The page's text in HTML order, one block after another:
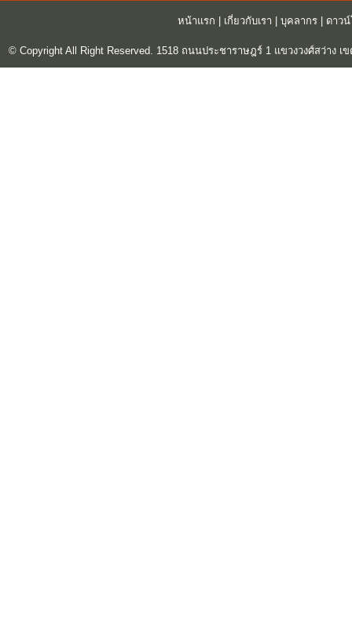
หน้าแรก เกี่ยวกับเรา บุคลากร| ดาว
© Copyright All Right Reserved. 1518 ถนนประชาราษฎร์ 1 แขวงวงศ์สว่าง